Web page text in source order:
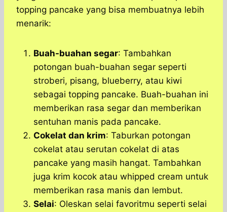
topping pancake yang bisa membuatnya lebih
menarik:
Buah-buahan segar: Tambahkan
potongan buah-buahan segar seperti
stroberi, pisang, blueberry, atau kiwi
sebagai topping pancake. Buah-buahan ini
memberikan rasa segar dan memberikan
sentuhan manis pada pancake.
Cokelat dan krim: Taburkan potongan
cokelat atau serutan cokelat di atas
pancake yang masih hangat. Tambahkan
juga krim kocok atau whipped cream untuk
memberikan rasa manis dan lembut.
Selai: Oleskan selai favoritmu seperti selai